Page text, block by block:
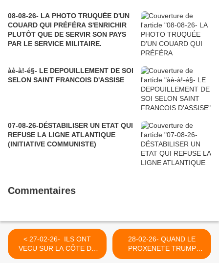
08-08-26- LA PHOTO TRUQUÉE D'UN
COUARD QUI PRÉFÉRA S'ENRICHIR
PLUTÔT QUE DE SERVIR SON PAYS
PAR LE SERVICE MILITAIRE.
àè-à!-é§- LE DEPOUILLEMENT DE SOI
SELON SAINT FRANCOIS D'ASSISE
07-08-26-DÉSTABILISER UN ETAT QUI
REFUSE LA LIGNE ATLANTIQUE
(INITIATIVE COMMUNISTE)
Commentaires
< 27-02-26- ILS ONT
VECU SUR LA CÔTE DE
NACRE IL Y A ENVIRON
28-02-26- QUAND LE
PROXENETE TRUMP
AVEC LA COMPLICITE DE